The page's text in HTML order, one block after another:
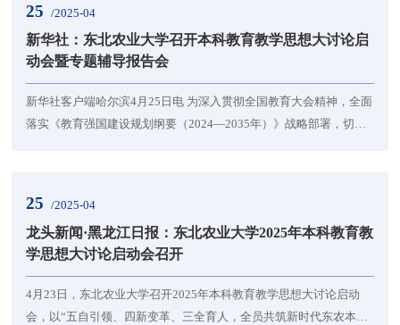
负责同志，校团委负责同志及各学院学生资助工作专员及学生代表
参会。学校学生工作部（学生处、武装部）负责同志...
25 /2025-04
新华社：东北农业大学召开本科教育教学思想大讨论启
动会暨专题辅导报告会
新华社客户端哈尔滨4月25日电 为深入贯彻全国教育大会精神，全面
落实《教育强国建设规划纲要（2024—2035年）》战略部署，切实
长刘竹青、校党委副书记刘晓峰、副校长刘忠华、...
25 /2025-04
龙头新闻·黑龙江日报：东北农业大学2025年本科教育教
学思想大讨论启动会召开
4月23日，东北农业大学召开2025年本科教育教学思想大讨论启动
会，以“五自引领、四新变革、三全育人，全员共筑新时代东农本科